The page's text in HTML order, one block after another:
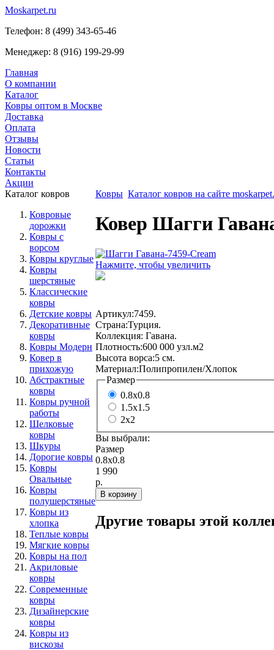
Moskarpet.ru
Телефон: 8 (499) 343-65-46
Менеджер: 8 (916) 199-29-99
Главная
О компании
Каталог
Ковры оптом в Москве
Доставка
Оплата
Отзывы
Новости
Статьи
Контакты
Акции
Каталог ковров
Ковровые
дорожки
Ковры с
ворсом
Ковры круглые
Ковры
шерстяные
Классические
ковры
Детские ковры
Декоративные
ковры
Ковры Модерн
Ковер в
прихожую
Абстрактные
ковры
Ковры ручной
работы
Шелковые
ковры
Шкуры
Дорогие ковры
Ковры
Овальные
Ковры
полушерстяные
Ковры из
хлопка
Теплые ковры
Мягкие ковры
Ковры на пол
Акриловые
ковры
Современные
ковры
Дизайнерские
ковры
Ковры из
вискозы
Ковры Каталог ковров на сайте
Ковер Шагги
Нажмите, чтобы увеличить
Артикул:7459.
Страна:Турция.
Коллекция: Гавана.
Плотность:600 000 узл.м2
Высота ворса:5 см.
Материал:Полипропилен/Хлопок
Размер
0.8x0.8
1.5x1.5
2x2
Вы выбрали:
Размер
0.8x0.8
1 990
р.
Другие товары этой